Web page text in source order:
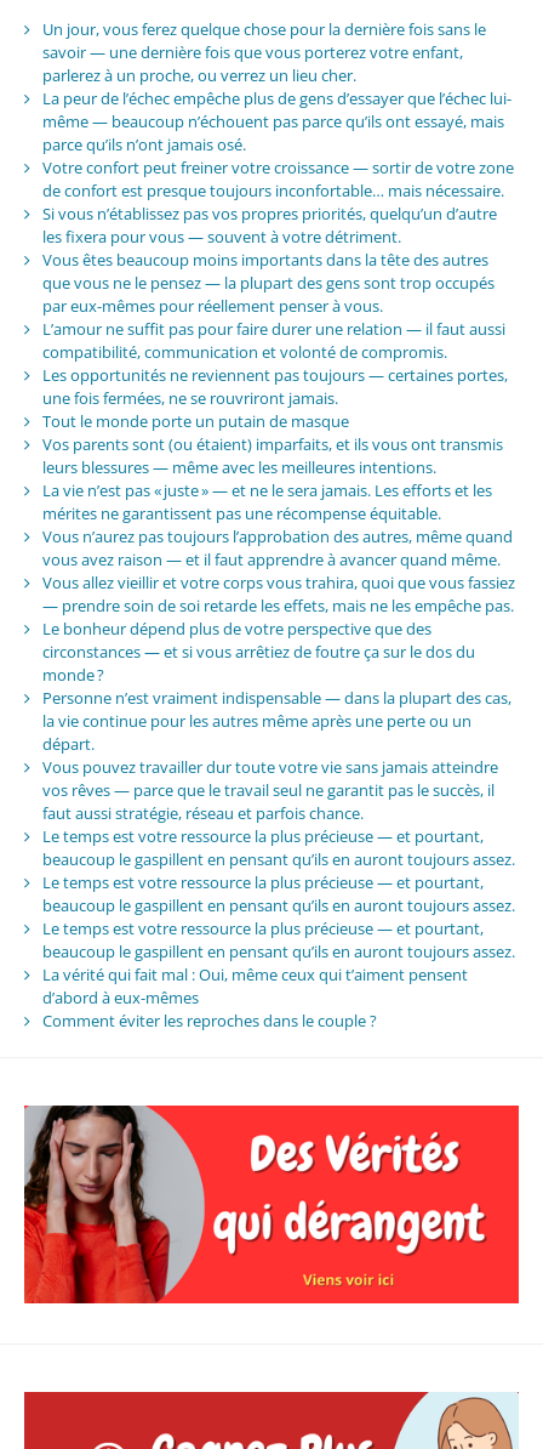
Un jour, vous ferez quelque chose pour la dernière fois sans le
savoir — une dernière fois que vous porterez votre enfant,
parlerez à un proche, ou verrez un lieu cher.
La peur de l’échec empêche plus de gens d’essayer que l’échec lui-
même — beaucoup n’échouent pas parce qu’ils ont essayé, mais
parce qu’ils n’ont jamais osé.
Votre confort peut freiner votre croissance — sortir de votre zone
de confort est presque toujours inconfortable… mais nécessaire.
Si vous n’établissez pas vos propres priorités, quelqu’un d’autre
les fixera pour vous — souvent à votre détriment.
Vous êtes beaucoup moins importants dans la tête des autres
que vous ne le pensez — la plupart des gens sont trop occupés
par eux-mêmes pour réellement penser à vous.
L’amour ne suffit pas pour faire durer une relation — il faut aussi
compatibilité, communication et volonté de compromis.
Les opportunités ne reviennent pas toujours — certaines portes,
une fois fermées, ne se rouvriront jamais.
Tout le monde porte un putain de masque
Vos parents sont (ou étaient) imparfaits, et ils vous ont transmis
leurs blessures — même avec les meilleures intentions.
La vie n’est pas « juste » — et ne le sera jamais. Les efforts et les
mérites ne garantissent pas une récompense équitable.
Vous n’aurez pas toujours l’approbation des autres, même quand
vous avez raison — et il faut apprendre à avancer quand même.
Vous allez vieillir et votre corps vous trahira, quoi que vous fassiez
— prendre soin de soi retarde les effets, mais ne les empêche pas.
Le bonheur dépend plus de votre perspective que des
circonstances — et si vous arrêtiez de foutre ça sur le dos du
monde ?
Personne n’est vraiment indispensable — dans la plupart des cas,
la vie continue pour les autres même après une perte ou un
départ.
Vous pouvez travailler dur toute votre vie sans jamais atteindre
vos rêves — parce que le travail seul ne garantit pas le succès, il
faut aussi stratégie, réseau et parfois chance.
Le temps est votre ressource la plus précieuse — et pourtant,
beaucoup le gaspillent en pensant qu’ils en auront toujours assez.
Le temps est votre ressource la plus précieuse — et pourtant,
beaucoup le gaspillent en pensant qu’ils en auront toujours assez.
Le temps est votre ressource la plus précieuse — et pourtant,
beaucoup le gaspillent en pensant qu’ils en auront toujours assez.
La vérité qui fait mal : Oui, même ceux qui t’aiment pensent
d’abord à eux-mêmes
Comment éviter les reproches dans le couple ?